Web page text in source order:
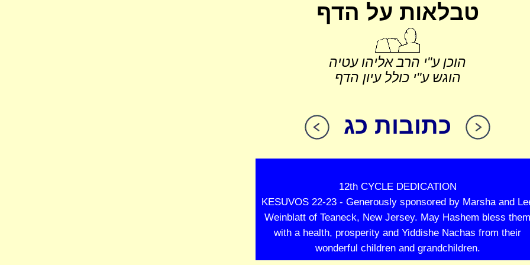
טבלאות על הדף
הוכן ע"י הרב אליהו עטיה
הוגש ע"י כולל עיון הדף
כתובות כג
12th CYCLE DEDICATION
KESUVOS 22-23 - Generously sponsored by Marsha and
Weinblatt of Teaneck, New Jersey. May Hashem bless them
with a health, prosperity and Yiddishe Nachas from their
wonderful children and grandchildren.